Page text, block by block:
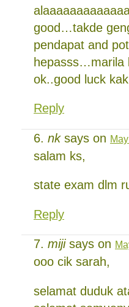
good…takde
pendapat and
hepasss…marila
ok..good luck
Reply
nksays on
salam ks,
state exam dlm
Reply
mijisays on
ooo cik sarah,
selamat duduk